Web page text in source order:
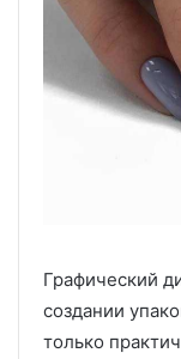
Графический
создании
только